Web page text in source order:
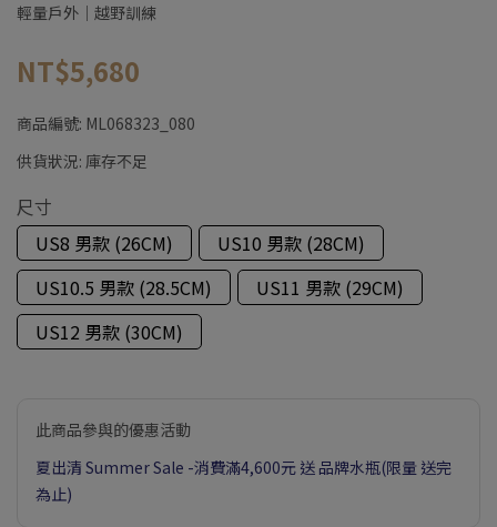
輕量戶外｜越野訓練
NT$5,680
商品編號: ML068323_080
供貨狀況: 庫存不足
尺寸
US8 男款 (26CM)
US10 男款 (28CM)
US10.5 男款 (28.5CM)
US11 男款 (29CM)
US12 男款 (30CM)
此商品參與的優惠活動
夏出清 Summer Sale -消費滿4,600元 送 品牌水瓶(限量 送完
為止)